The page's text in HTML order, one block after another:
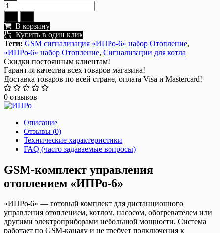
В корзину
Купить в один клик
Теги: GSM сигнализация «ИПРо-6» набор Отопление,
«ИПРо-6» набор Отопление, Сигнализации для котла
Скидки постоянным клиентам!
Гарантия качества всех товаров магазина!
Доставка товаров по всей стране, оплата Visa и Mastercard!
0 отзывов
Описание
Отзывы (0)
Технические характеристики
FAQ (часто задаваемые вопросы)
GSM-комплект управления
отоплением «ИПРо-6»
«ИПРо-6» — готовый комплект для дистанционного
управления отоплением, котлом, насосом, обогревателем или
другими электроприборами небольшой мощности. Система
работает по GSM-каналу и не требует подключения к